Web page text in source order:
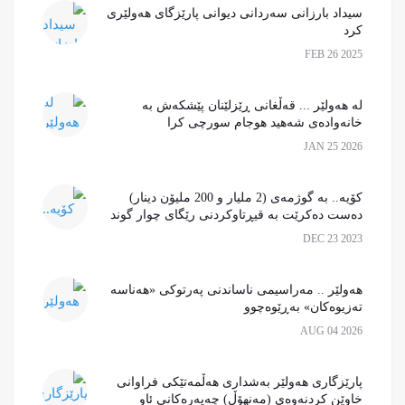
سیداد بارزانی سەردانی دیوانی پارێزگای هەولێری
کرد
FEB 26 2025
لە هەولێر ... قەڵغانی ڕێزلێنان پێشکەش بە
خانەوادەی شەهید هوجام سورچی كرا
JAN 25 2026
کۆیە.. بە گوژمەی (2 ملیار و 200 ملیۆن دینار)
دەست دەکرێت بە قیڕتاوکردنی رێگای چوار گوند
DEC 23 2023
هەولێر .. مەراسیمی ناساندنی پەرتوکی «هەناسە
تەزیوەکان» بەڕێوەچوو
AUG 04 2026
پارێزگاری هەولێر بەشداری ھەڵمەتێکی فراوانی
خاوێن کردنەوەی (مەنهۆڵ) چەپەرەکانی ئاو